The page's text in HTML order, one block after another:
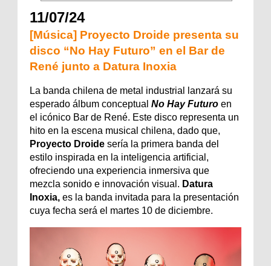
11/07/24
[Música] Proyecto Droide presenta su
disco “No Hay Futuro” en el Bar de
René junto a Datura Inoxia
La banda chilena de metal industrial lanzará su
esperado álbum conceptual No Hay Futuro en
el icónico Bar de René. Este disco representa un
Proyecto Droide sería la primera banda del
estilo inspirada en la inteligencia artificial,
ofreciendo una experiencia inmersiva que
mezcla sonido e innovación visual. Datura
Inoxia, es la banda invitada para la presentación
cuya fecha será el martes 10 de diciembre.